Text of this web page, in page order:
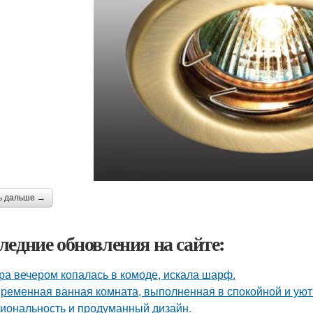
дальше →
обновления на сайте:
вечером копалась в комоде, искала шарф.
ванная комната, выполненная в спокойной и
и продуманный дизайн.